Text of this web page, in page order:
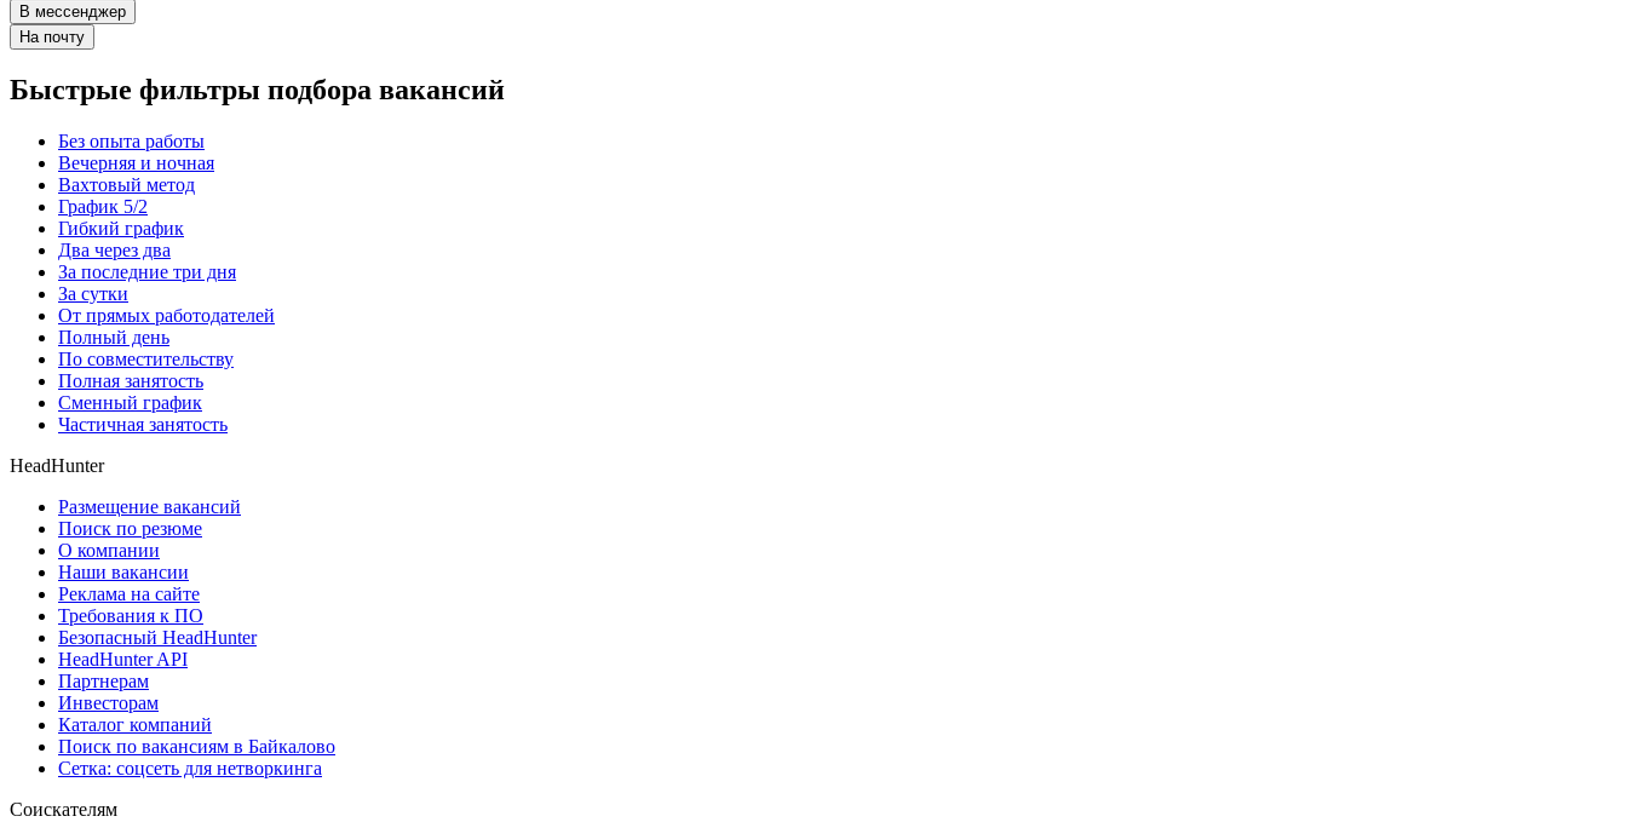
В мессенджер
На почту
Быстрые фильтры подбора вакансий
Без опыта работы
Вечерняя и ночная
Вахтовый метод
График 5/2
Гибкий график
Два через два
За последние три дня
За сутки
От прямых работодателей
Полный день
По совместительству
Полная занятость
Сменный график
Частичная занятость
HeadHunter
Размещение вакансий
Поиск по резюме
О компании
Наши вакансии
Реклама на сайте
Требования к ПО
Безопасный HeadHunter
HeadHunter API
Партнерам
Инвесторам
Каталог компаний
Поиск по вакансиям в Байкалово
Сетка: соцсеть для нетворкинга
Соискателям